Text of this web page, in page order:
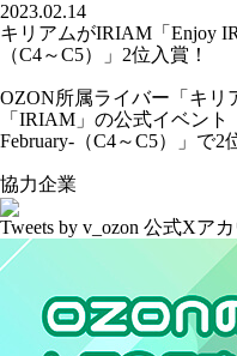
2023.02.14
キリアムがIRIAM「Enjoy
（C4～C5）」2位入賞！
OZON所属ライバー「 キリ
「IRIAM」の公式イベン
February-（C4～C5）」で2
協力企業
Tweets by v_ozon 公式Xアカ